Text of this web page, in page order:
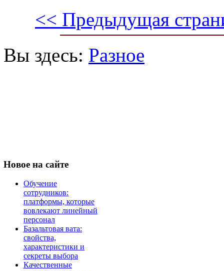
<< Предыдущая
Вы здесь: Разное
Новое на сайте
Обучение
сотрудников:
платформы, которые
вовлекают линейный
персонал
Базальтовая вата:
свойства,
характеристики и
секреты выбора
Качественные